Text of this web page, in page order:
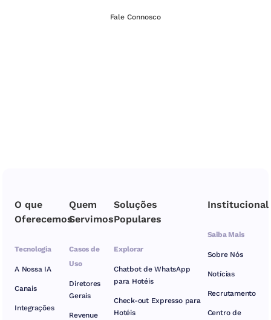
Fale Connosco
O que
Oferecemos
Tecnologia
A Nossa IA
Canais
Integrações
Quem
Servimos
Casos de
Uso
Diretores
Gerais
Revenue
Institucional
Saiba Mais
Sobre Nós
Notícias
Recrutamento
Centro de
Soluções
Populares
Explorar
Chatbot de WhatsApp
para Hotéis
Check-out Expresso para
Hotéis